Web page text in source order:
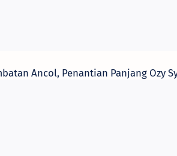
Ancol, Penantian Panjang Ozy